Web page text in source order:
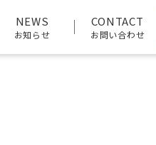
NEWS
お知らせ
CONTACT
お問い合わせ